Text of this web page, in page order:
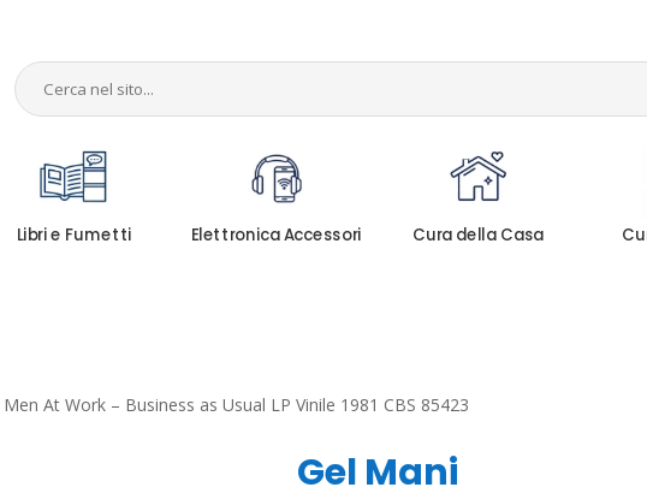
Libri e Fumetti Elettronica Accessori Cura della Casa
At Work – Business as Usual LP Vinile 1981 CBS 85423
Gel Mani